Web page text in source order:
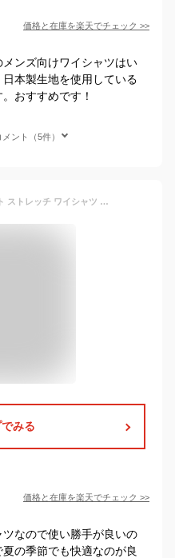
価格と在庫を楽天でチェック >>
ンズ向けワイシャツはい
本製生地を使用している
おすすめです！
ント（5件）
【らくらくストレッチ】 ニット ストレッチ ワイシャツ 長袖 メンズ ノーアイロン ノンアイロン smartbiz 大きい サイズ 吸汗速乾 春 夏 秋 冬 男性 父 学生 スリム ビジネス シンプル オフィスカジュアル ポロシャツ 生地 通勤 ゴルフ 形態安定 yシャツ 50代 60代
みる
価格と在庫を楽天でチェック >>
なので使い勝手が良いの
の季節でも快適なのが良